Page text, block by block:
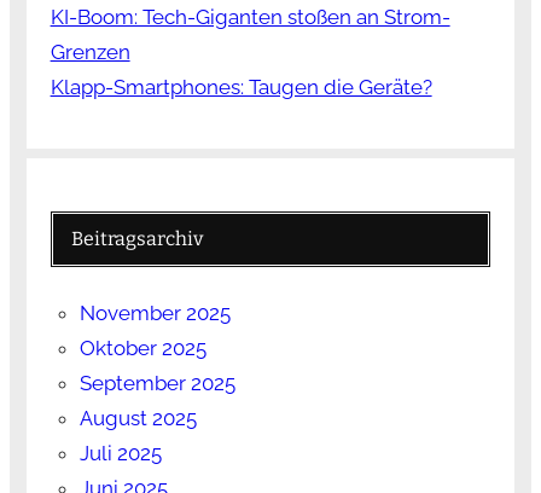
KI-Boom: Tech-Giganten stoßen an Strom-
Grenzen
Klapp-Smartphones: Taugen die Geräte?
Beitragsarchiv
November 2025
Oktober 2025
September 2025
August 2025
Juli 2025
Juni 2025